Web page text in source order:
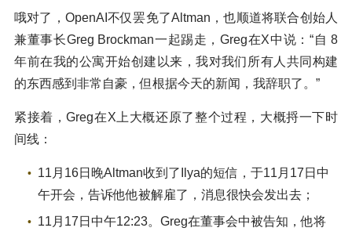
哦对了，OpenAI不仅罢免了Altman，也顺道将联合创始人
兼董事长Greg Brockman一起踢走，Greg在X中说：“自 8
年前在我的公寓开始创建以来，我对我们所有人共同构建
的东西感到非常自豪，但根据今天的新闻，我辞职了。”
紧接着，Greg在X上大概还原了整个过程，大概捋一下时
间线：
11月16日晚Altman收到了Ilya的短信，于11月17日中
午开会，告诉他他被解雇了，消息很快会发出去；
11月17日中午12:23。Greg在董事会中被告知，他将